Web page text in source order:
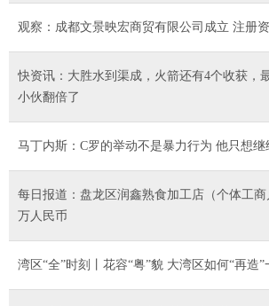
观察：成都文景映宏商贸有限公司成立 注册
快资讯：大胜水到渠成，火箭还有4个收获，
小伙翻倍了
马丁内斯：C罗的举动不是暴力行为 他只想继
每日报道：盘龙区润鑫熟食加工店（个体工
万人民币
湾区“全”时刻丨花容“粤”貌 大湾区如何“再造